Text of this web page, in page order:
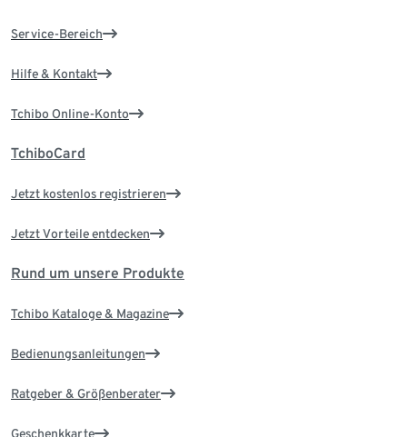
Service-Bereich
Hilfe & Kontakt
Tchibo Online-Konto
TchiboCard
Jetzt kostenlos registrieren
Jetzt Vorteile entdecken
Rund um unsere Produkte
Tchibo Kataloge & Magazine
Bedienungsanleitungen
Ratgeber & Größenberater
Geschenkkarte